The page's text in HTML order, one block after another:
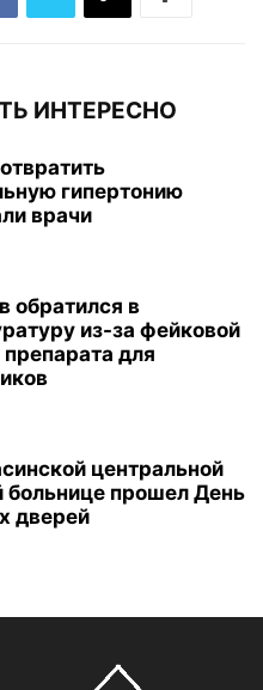
ИНТЕРЕСНО
гипертонию
врачи
обратился в
из-за фейковой
для
центральной
больнице прошел День
дверей